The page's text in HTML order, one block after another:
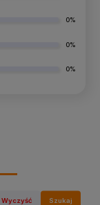
0%
0%
0%
Wyczyść Szukaj